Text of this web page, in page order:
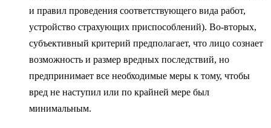
и правил проведе­ния соответствующего вида работ,
устройство страхующих приспособ­лений). Во-вторых,
субъективный критерий предполагает, что лицо сознает
возможность и размер вредных последствий, но
предпринимает все необходимые меры к тому, чтобы
вред не наступил или по крайней мере был
минимальным.